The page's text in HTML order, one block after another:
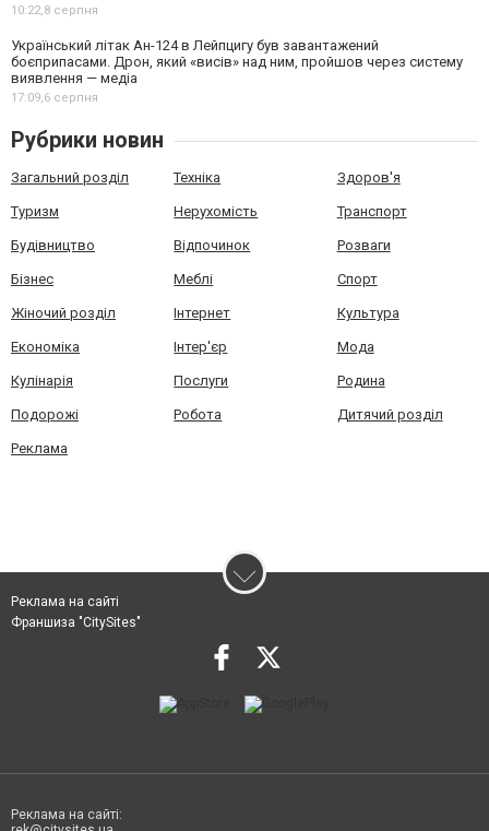
10:22,8 серпня
Український літак Ан-124 в Лейпцигу був завантажений
боєприпасами. Дрон, який «висів» над ним, пройшов через систему
виявлення — медіа
17:09,6 серпня
Рубрики новин
Загальний розділ Техніка Здоров'я
Туризм Нерухомість Транспорт
Будівництво Відпочинок Розваги
Бізнес Меблі Спорт
Жіночий розділ Інтернет Культура
Економіка Інтер'єр Мода
Кулінарія Послуги Родина
Подорожі Робота Дитячий розділ
Реклама
Реклама на сайті
Франшиза "CitySites"
Реклама на сайті: